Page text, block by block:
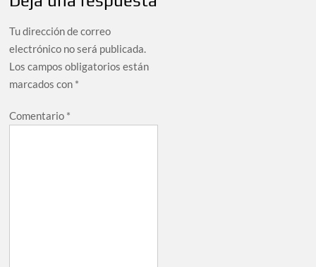
Tu dirección de correo
electrónico no será publicada.
Los campos obligatorios están
marcados con *
Comentario *